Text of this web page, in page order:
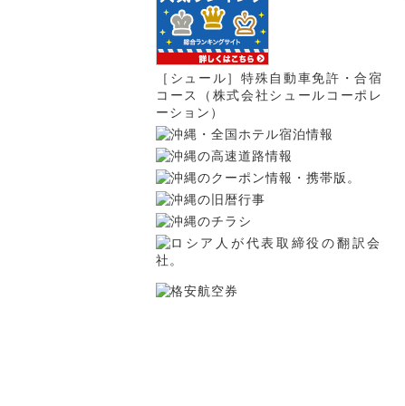
［シュール］特殊自動車免許・合宿
コース（株式会社シュールコーポレ
ーション）